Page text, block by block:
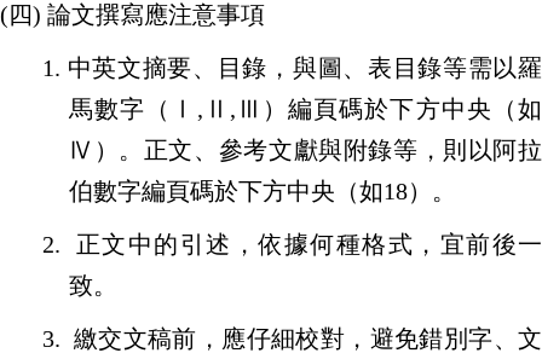
(四) 論文撰寫應注意事項
1. 中英文摘要、目錄，與圖、表目錄等需以羅
馬數字（Ⅰ , Ⅱ , Ⅲ）編頁碼於下方中央（如
Ⅳ）。正文、參考文獻與附錄等，則以阿拉
伯數字編頁碼於下方中央（如18）。
2. 正文中的引述，依據何種格式，宜前後一
致。
3. 繳交文稿前，應仔細校對，避免錯別字、文